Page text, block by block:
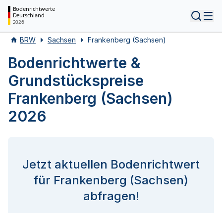
Bodenrichtwerte
Deutschland
2026
BRW Sachsen Frankenberg (Sachsen)
Bodenrichtwerte &
Grundstückspreise
Frankenberg (Sachsen)
2026
Jetzt aktuellen Bodenrichtwert
für Frankenberg (Sachsen)
abfragen!